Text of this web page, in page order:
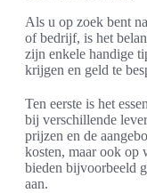
Als u op zoek bent
of bedrijf, is het
zijn enkele handige
krijgen en geld te
Ten eerste is het
bij verschillende
prijzen en de
kosten, maar ook op
bieden bijvoorbeeld
aan.